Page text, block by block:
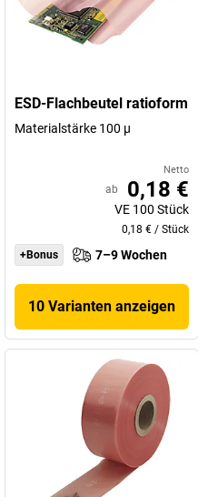
ESD-Flachbeutel ratioform
Materialstärke 100 µ
Netto
ab 0,18 €
VE 100 Stück
0,18 € / Stück
+Bonus
7–9 Wochen
10 Varianten anzeigen